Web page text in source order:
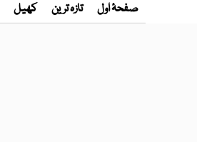
صفحۂ اول تازہ ترین کھیل